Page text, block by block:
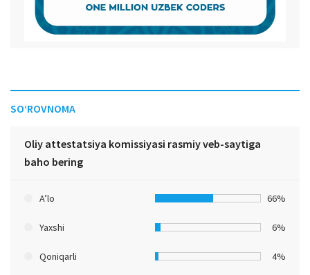
SO‘ROVNOMA
Oliy attestatsiya komissiyasi rasmiy veb-saytiga
baho bering
A’lo 66%
Yaxshi 6%
Qoniqarli 4%